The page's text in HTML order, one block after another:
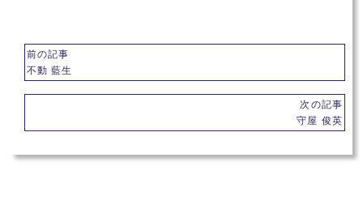
前の記事
不動 藍生
次の記事
守屋 俊英